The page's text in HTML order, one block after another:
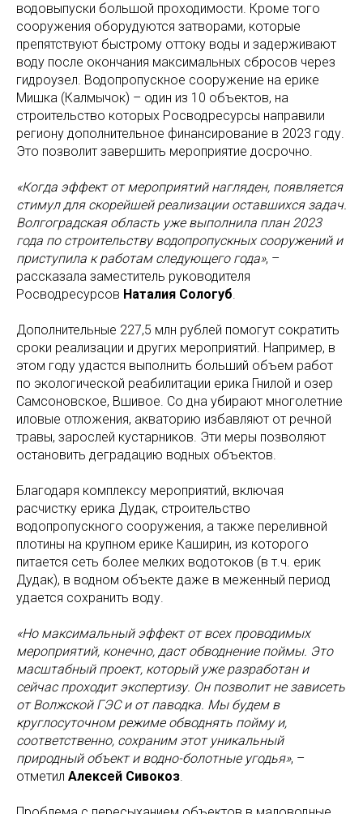
водовыпуски большой проходимости. Кроме того
сооружения оборудуются затворами, которые
препятствуют быстрому оттоку воды и задерживают
воду после окончания максимальных сбросов через
гидроузел. Водопропускное сооружение на ерике
Мишка (Калмычок) – один из 10 объектов, на
строительство которых Росводресурсы направили
региону дополнительное финансирование в 2023 году.
Это позволит завершить мероприятие досрочно.
«Когда эффект от мероприятий нагляден, появляется
стимул для скорейшей реализации оставшихся задач.
Волгоградская область уже выполнила план 2023
года по строительству водопропускных сооружений и
приступила к работам следующего года», –
рассказала заместитель руководителя
Росводресурсов Наталия Сологуб.
Дополнительные 227,5 млн рублей помогут сократить
сроки реализации и других мероприятий. Например, в
этом году удастся выполнить больший объем работ
по экологической реабилитации ерика Гнилой и озер
Самсоновское, Вшивое. Со дна убирают многолетние
иловые отложения, акваторию избавляют от речной
травы, зарослей кустарников. Эти меры позволяют
остановить деградацию водных объектов.
Благодаря комплексу мероприятий, включая
расчистку ерика Дудак, строительство
водопропускного сооружения, а также переливной
плотины на крупном ерике Каширин, из которого
питается сеть более мелких водотоков (в т.ч. ерик
Дудак), в водном объекте даже в меженный период
удается сохранить воду.
«Но максимальный эффект от всех проводимых
мероприятий, конечно, даст обводнение поймы. Это
масштабный проект, который уже разработан и
сейчас проходит экспертизу. Он позволит не зависеть
от Волжской ГЭС и от паводка. Мы будем в
круглосуточном режиме обводнять пойму и,
соответственно, сохраним этот уникальный
природный объект и водно-болотные угодья», –
отметил Алексей Сивокоз.